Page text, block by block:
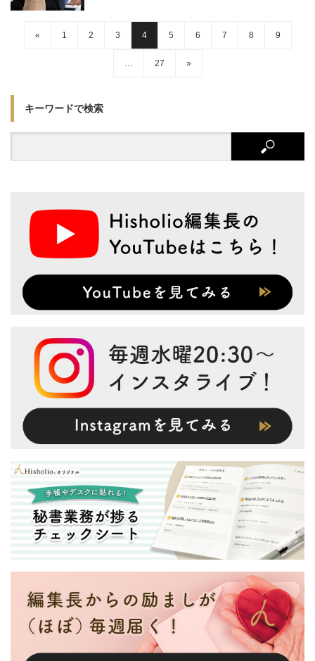
« 1 2 3 4 5 6 7 8 9
… 27 »
キーワードで検索